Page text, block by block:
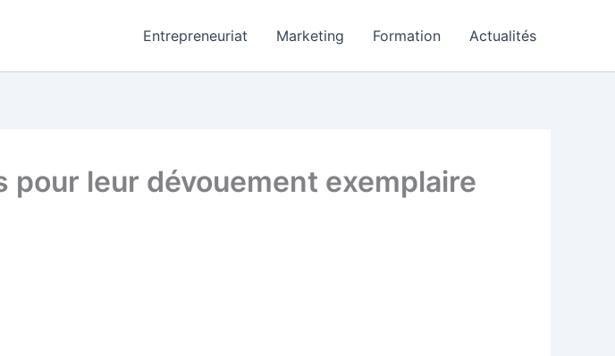
Entrepreneuriat Marketing Formation Actualités
leur dévouement exemplaire